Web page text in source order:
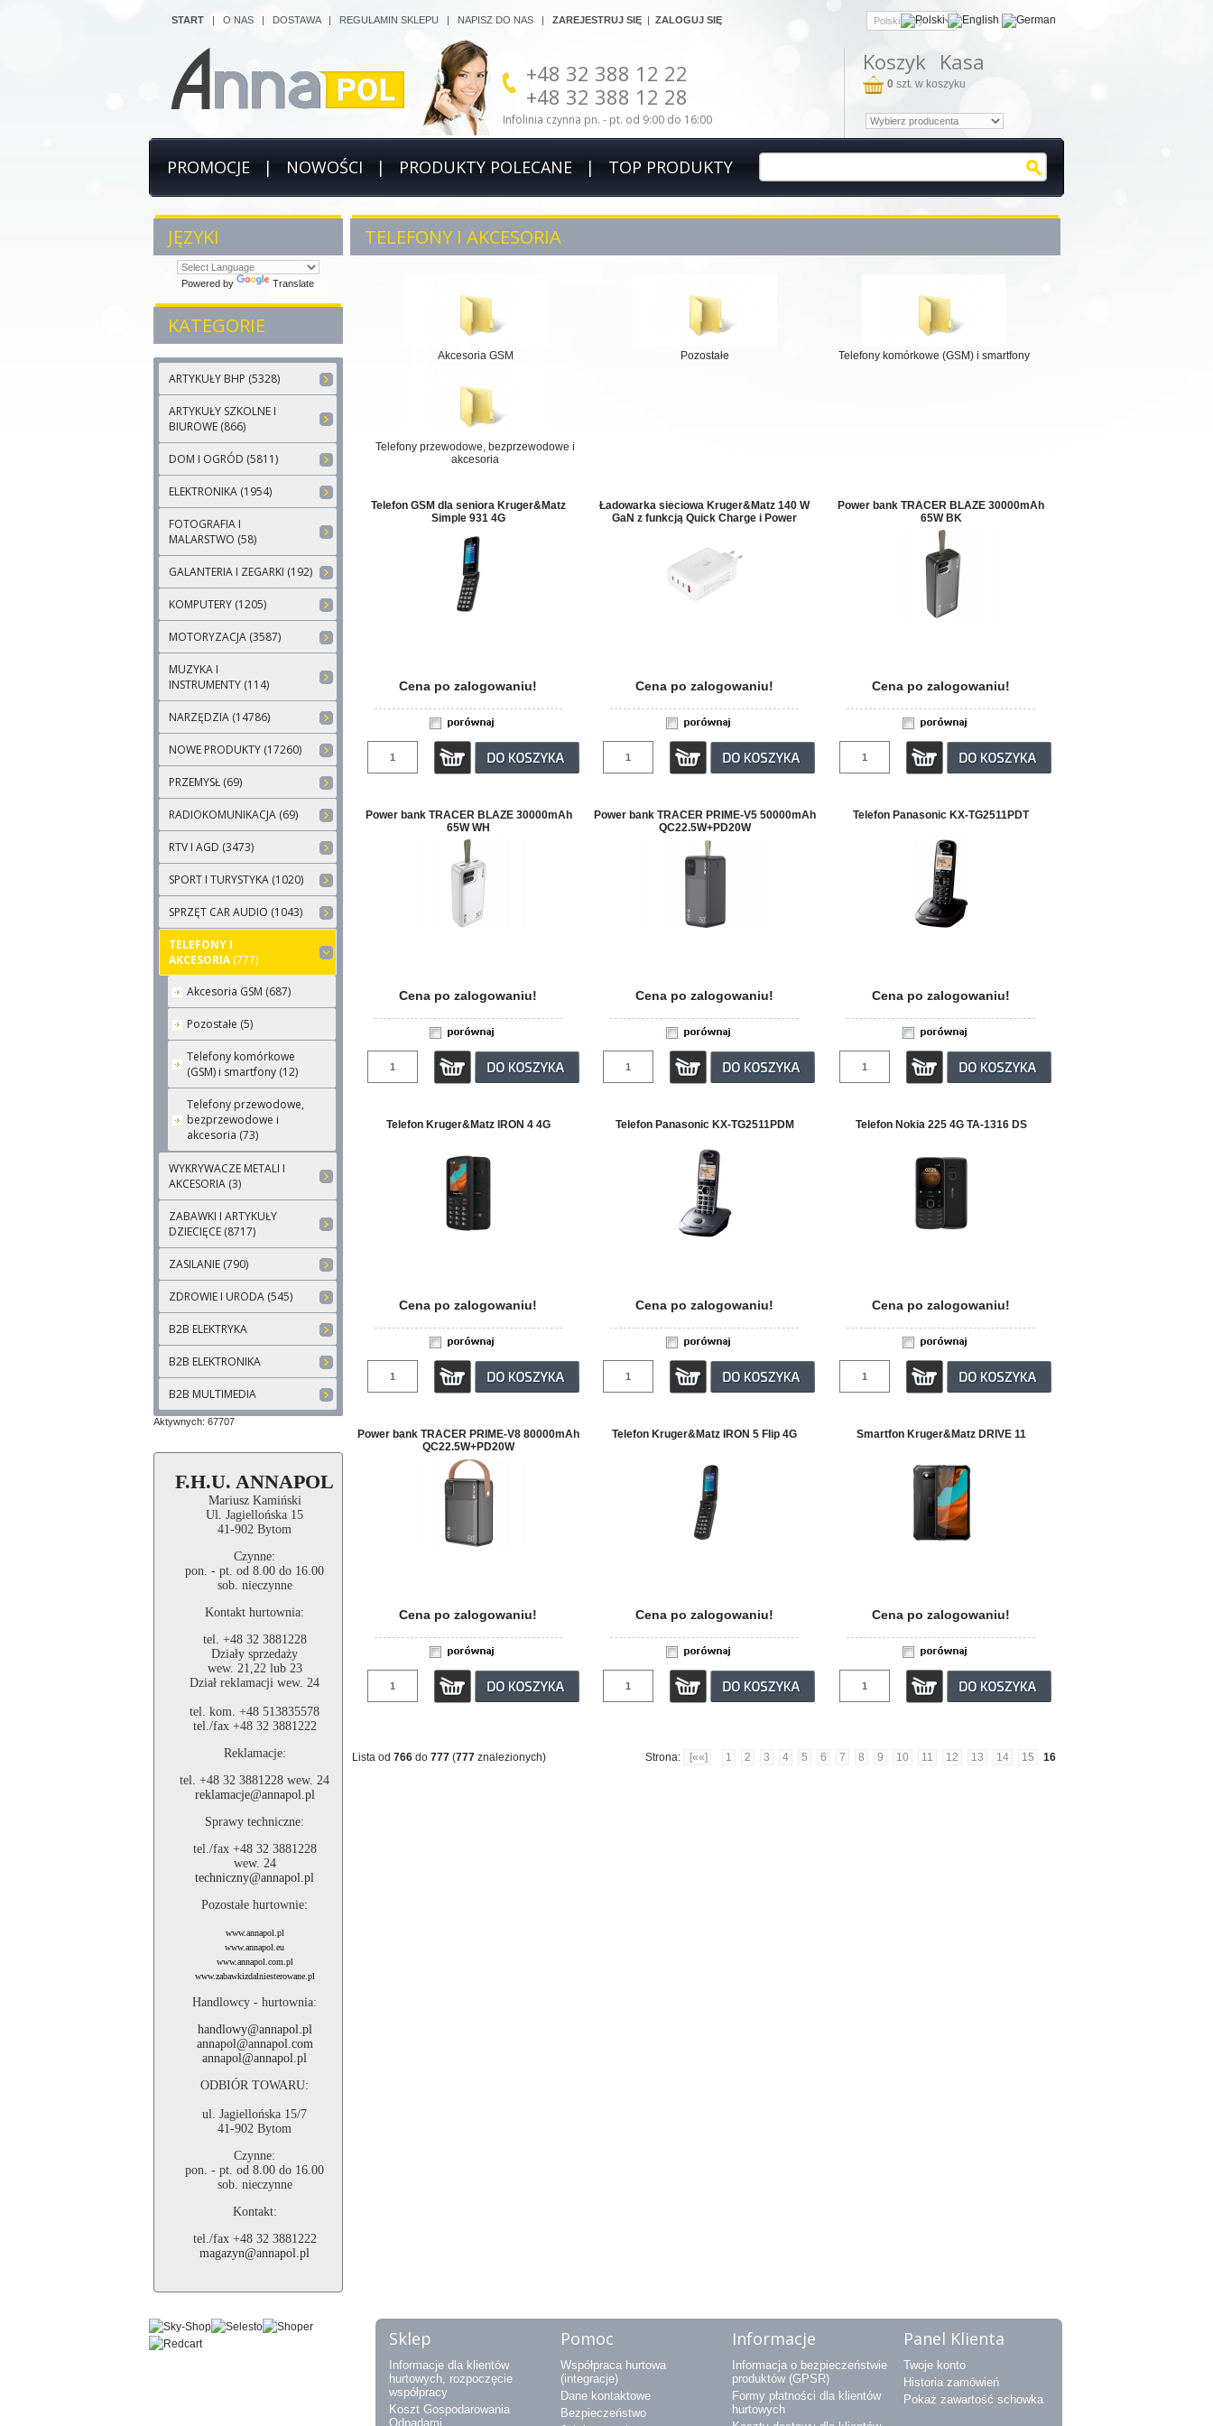
+48 32 388 12 22
+48 32 388 12 28
Infolinia czynna pn. - pt. od 9:00 do 16:00
Koszyk Kasa
0 szt. w koszyku
START| O NAS| DOSTAWA| REGULAMIN SKLEPU | NAPISZ DO NAS| ZAREJESTRUJ SIĘ| ZALOGUJ SIĘ
PROMOCJE| NOWOŚCI | PRODUKTY POLECANE| TOP PRODUKTY
JĘZYKI
Powered by Translate
KATEGORIE
ARTYKUŁY BHP (5328)
ARTYKUŁY SZKOLNE I
BIUROWE (866)
DOM I OGRÓD (5811)
ELEKTRONIKA (1954)
FOTOGRAFIA I
MALARSTWO (58)
GALANTERIA I ZEGARKI (192)
KOMPUTERY (1205)
MOTORYZACJA (3587)
MUZYKA I
INSTRUMENTY (114)
NARZĘDZIA (14786)
NOWE PRODUKTY (17260)
PRZEMYSŁ (69)
RADIOKOMUNIKACJA (69)
RTV I AGD (3473)
SPORT I TURYSTYKA (1020)
SPRZĘT CAR AUDIO (1043)
TELEFONY I
AKCESORIA(777)
Akcesoria GSM (687)
Pozostałe (5)
Telefony komórkowe
(GSM) i smartfony (12)
Telefony przewodowe,
bezprzewodowe i
akcesoria (73)
WYKRYWACZE METALI I
AKCESORIA (3)
ZABAWKI I ARTYKUŁY
DZIECIĘCE (8717)
ZASILANIE (790)
ZDROWIE I URODA (545)
B2B ELEKTRYKA
B2B ELEKTRONIKA
B2B MULTIMEDIA
Aktywnych: 67707
F.H.U. ANNAPOL
Mariusz Kamiński
Ul. Jagiellońska 15
41-902 Bytom
Czynne:
pon. - pt. od 8.00 do 16.00
sob. nieczynne
Kontakt hurtownia:
tel. +48 32 3881228
Działy sprzedaży
wew. 21,22 lub 23
Dział reklamacji wew. 24
tel. kom. +48 513835578
tel./fax +48 32 3881222
Reklamacje:
tel. +48 32 3881228 wew. 24
reklamacje@annapol.pl
Sprawy techniczne:
tel./fax +48 32 3881228
wew. 24
techniczny@annapol.pl
Pozostałe hurtownie:
www.annapol.pl
www.annapol.eu
www.annapol.com.pl
www.zabawkizdalniesterowane.pl
Handlowcy - hurtownia:
handlowy@annapol.pl
annapol@annapol.com
annapol@annapol.pl
ODBIÓR TOWARU:
ul. Jagiellońska 15/7
41-902 Bytom
Czynne:
pon. - pt. od 8.00 do 16.00
sob. nieczynne
Kontakt:
tel./fax +48 32 3881222
magazyn@annapol.pl
TELEFONY I AKCESORIA
Akcesoria GSM Pozostałe Telefony komórkowe (GSM) i smartfony
Telefony przewodowe, bezprzewodowe i
akcesoria
Telefon GSM dla seniora Kruger&Matz
Simple 931 4G
Cena po zalogowaniu!
Ładowarka sieciowa Kruger&Matz 140 W
GaN z funkcją Quick Charge i Power
Cena po zalogowaniu!
Power bank TRACER BLAZE 30000mAh
65W BK
Cena po zalogowaniu!
Power bank TRACER BLAZE 30000mAh
65W WH
Cena po zalogowaniu!
Power bank TRACER PRIME-V5 50000mAh
QC22.5W+PD20W
Cena po zalogowaniu!
Telefon Panasonic KX-TG2511PDT
Cena po zalogowaniu!
Telefon Kruger&Matz IRON 4 4G
Cena po zalogowaniu!
Telefon Panasonic KX-TG2511PDM
Cena po zalogowaniu!
Telefon Nokia 225 4G TA-1316 DS
Cena po zalogowaniu!
Power bank TRACER PRIME-V8 80000mAh
QC22.5W+PD20W
Cena po zalogowaniu!
Telefon Kruger&Matz IRON 5 Flip 4G
Cena po zalogowaniu!
Smartfon Kruger&Matz DRIVE 11
Cena po zalogowaniu!
Lista od 766do 777(777znalezionych) Strona: [««] 1 2 3 4 5 6 7 8 9 10 11 12 13 14 15 16
Sklep
Informacje dla klientów
hurtowych, rozpoczęcie
współpracy
Koszt Gospodarowania
Odpadami
Pomoc
Współpraca hurtowa
(integracje)
Dane kontaktowe
Bezpieczeństwo
Informacje
Informacja o bezpieczeństwie
produktów (GPSR)
Formy płatności dla klientów
hurtowych
Panel Klienta
Twoje konto
Historia zamówień
Pokaż zawartość schowka